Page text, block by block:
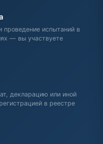
проведение испытаний в
— вы участвуете
декларацию или иной
в реестре